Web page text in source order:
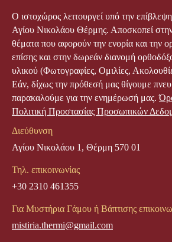
Ο ιστοχώρος λειτουργεί υπό την
Αγίου Νικολάου Θέρμης. Αποσκοπεί
θέματα που αφορούν την ενορία και την
επίσης και στην δωρεάν διανομή
υλικού (Φωτογραφίες, Ομιλίες,
Εάν, δίχως την πρόθεσή μας θίγουμε
παρακαλούμε για την ενημέρωσή μας.
Πολιτική Προστασίας Προσωπικών
Διεύθυνση
Αγίου Νικολάου 1, Θέρμη 570 01
Τηλ. επικοινωνίας
+30 2310 461355
Για Μυστήρια Γάμου ή Βάπτισης
mistiria.thermi@gmail.com